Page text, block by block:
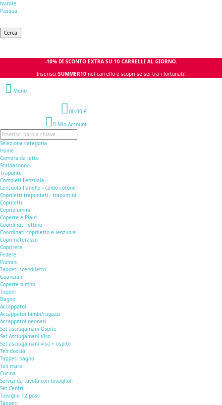
Natale
Pasqua
Cerca
-10% DI SCONTO EXTRA SU 10 CARRELLI AL GIORNO.
Inserisci SUMMER10 nel carrello e scopri se sei tra i fortunati!
Menu
00,00 €
Il Mio Account
Seleziona categoria
Home
Camera da letto
Scaldasonno
Trapunte
Completi Lenzuola
Lenzuola flanella - caldo cotone
Copriletti trapuntati - trapuntini
Copriletti
Copripiumini
Coperte e Plaid
Coordinati lettino
Coordinati copriletto e lenzuola
Coprimaterasso
Coprirete
Federe
Piumini
Tappeti scendiletto
Guanciali
Coperte bimbo
Topper
Bagno
Accappatoi
Accappatoi bimbi/ragazzi
Accappatoi neonati
Set asciugamani Ospite
Set Asciugamani Viso
Set asciugamani viso + ospite
Teli doccia
Tappeti bagno
Teli mare
Cucina
Servizi da tavola con tovaglioli
Set Centri
Tovaglie 12 posti
Tappeti